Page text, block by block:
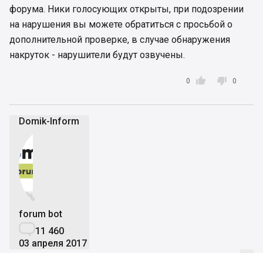
форума. Ники голосующих открыты, при подозрении
на нарушения вы можете обратиться с просьбой о
дополнительной проверке, в случае обнаружения
накруток - нарушители будут озвучены.

0  0
Domik-Inform


forum bot
11 460
03 апреля 2017